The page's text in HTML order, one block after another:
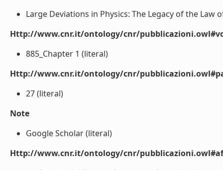
Large Deviations in Physics: The Legacy of the Law
Http://www.cnr.it/ontology/cnr/
885_Chapter 1 (literal)
Http://www.cnr.it/ontology/cnr/
27 (literal)
Note
Google Scholar (literal)
Http://www.cnr.it/ontology/cnr/